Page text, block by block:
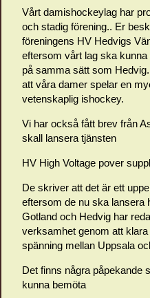
Vårt damishockeylag har
och stadig förening.. Er
föreningens HV Hedvigs
eftersom vårt lag ska
på samma sätt som
att våra damer spelar en
vetenskaplig ishockey.
Vi har också fått brev från
skall lansera tjänsten
HV High Voltage pover
De skriver att det är ett
eftersom de nu ska lansera
Gotland och Hedvig har
verksamhet genom att
spänning mellan Uppsala
Det finns några påpekande
kunna bemöta